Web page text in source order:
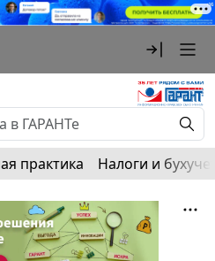
практика Налоги и